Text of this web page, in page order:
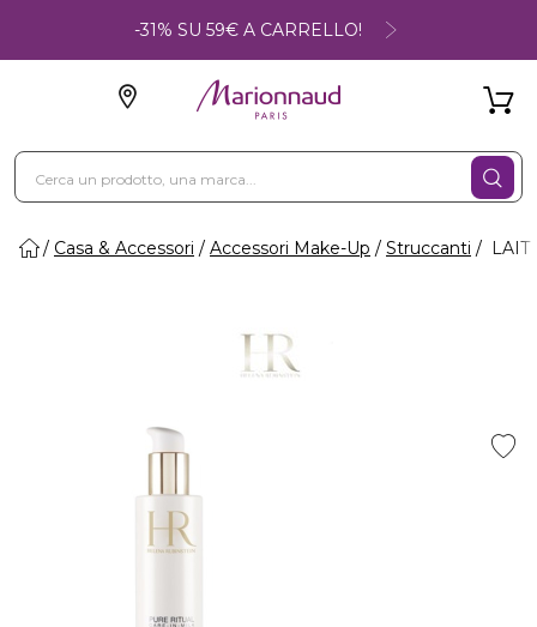
-31% SU 59€ A CARRELLO!
Casa & Accessori Accessori Make-Up Struccanti